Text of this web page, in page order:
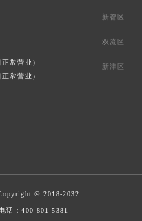
常营业）
常营业）
新都区
双流区
新津区
© 2018-2032
话： 400-801-5381